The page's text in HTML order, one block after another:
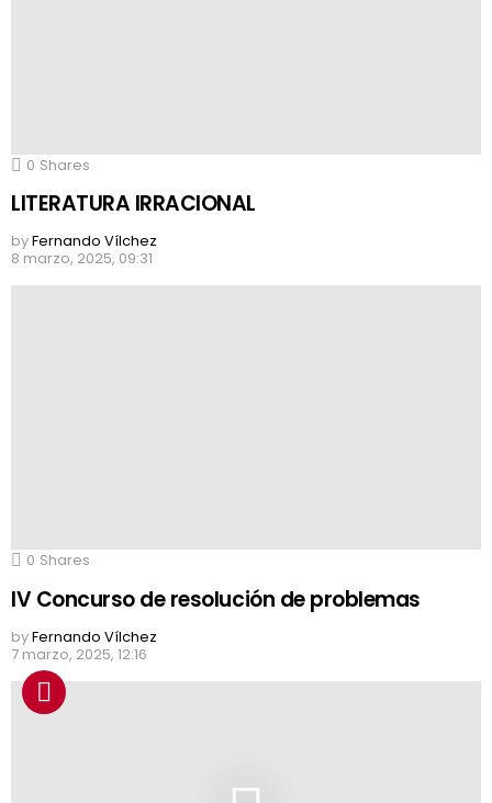
0 Shares
LITERATURA IRRACIONAL
byFernando Vílchez
8 marzo, 2025, 09:31
0 Shares
IV Concurso de resolución de problemas
byFernando Vílchez
7 marzo, 2025, 12:16